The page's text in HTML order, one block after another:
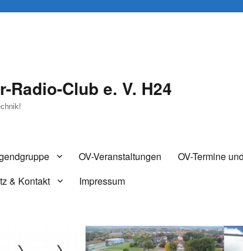
Radio-Club e. V. H24
OV-Veranstaltungen OV-Termine
& Kontakt Impressum